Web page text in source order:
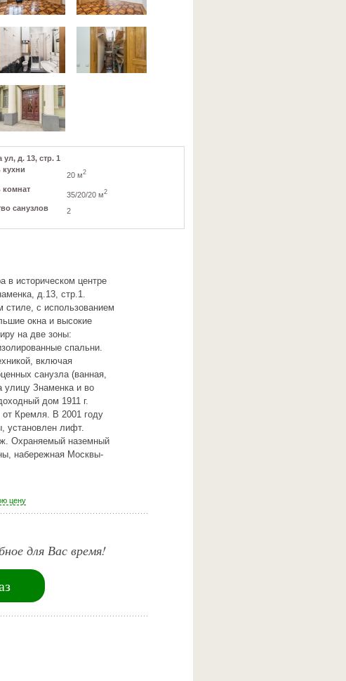
ул, д. 13, стр. 1
20 м2
35/20/20 м2
санузлов 2
в историческом центре
д.13, стр.1.
стиле, с использованием
окна и высокие
на две зоны:
спальни.
включая
санузла (ванная,
улицу Знаменка и во
дом 1911 г.
Кремля. В 2001 году
установлен лифт.
Охраняемый наземный
набережная Москвы-
цену
для Вас время!